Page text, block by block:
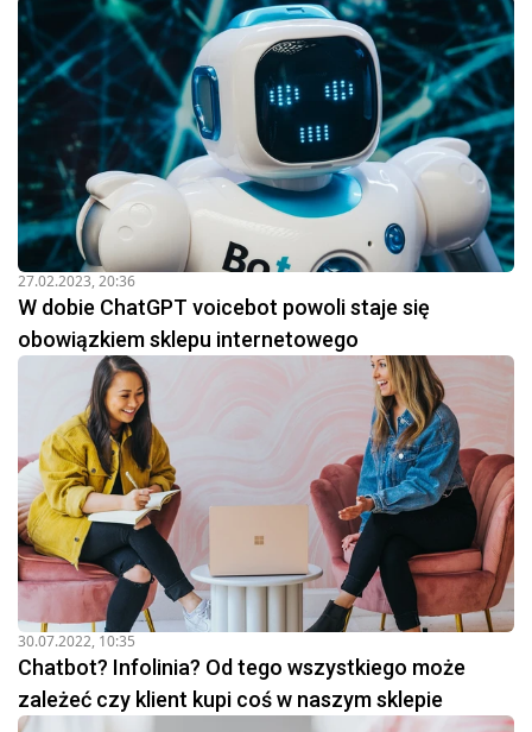
27.02.2023, 20:36
W dobie ChatGPT voicebot powoli staje się
obowiązkiem sklepu internetowego
30.07.2022, 10:35
Chatbot? Infolinia? Od tego wszystkiego może
zależeć czy klient kupi coś w naszym sklepie